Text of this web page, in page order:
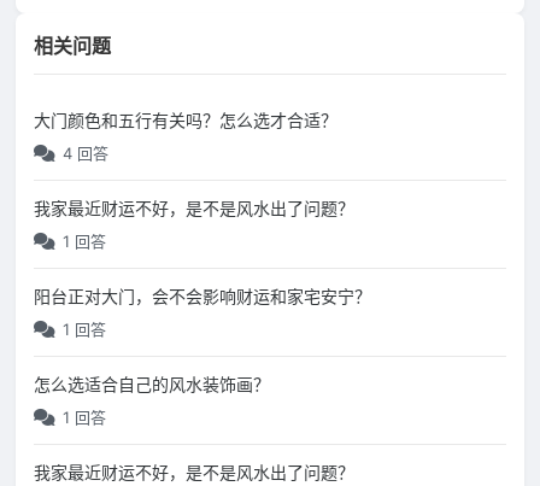
相关问题
大门颜色和五行有关吗？怎么选才合适？
4 回答
我家最近财运不好，是不是风水出了问题？
1 回答
阳台正对大门，会不会影响财运和家宅安宁？
1 回答
怎么选适合自己的风水装饰画？
1 回答
我家最近财运不好，是不是风水出了问题？